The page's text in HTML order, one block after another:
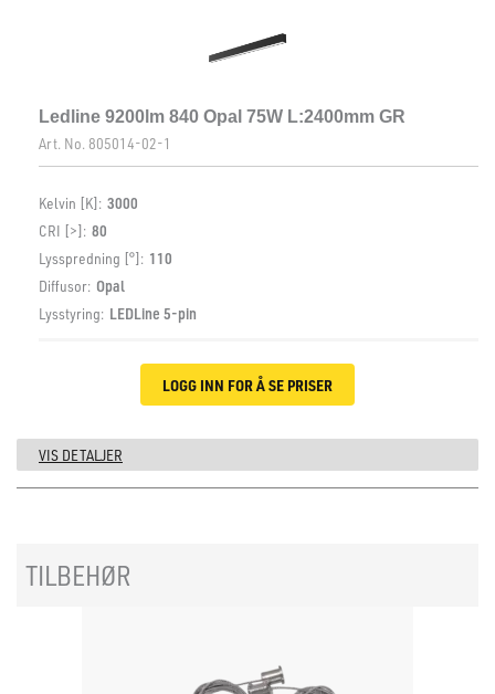
Ledline 9200lm 840 Opal 75W L:2400mm GR
Art. No. 805014-02-1
Kelvin [K]: 3000
CRI [>]: 80
Lysspredning [°]: 110
Diffusor: Opal
Lysstyring: LEDLine 5-pin
LOGG INN FOR Å SE PRISER
VIS DETALJER
TILBEHØR